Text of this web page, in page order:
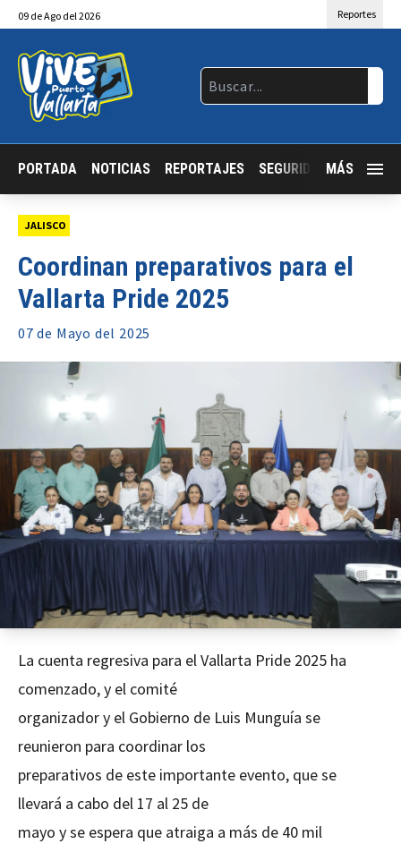
09 deAgo del 2026 Reportes
PORTADA NOTICIAS REPORTAJES SEGURIDAD JALISCO
MÁS
JALISCO
Coordinan preparativos para el
Vallarta Pride 2025
07 de Mayo del 2025
La cuenta regresiva para el Vallarta Pride 2025 ha
comenzado, y el comité
organizador y el Gobierno de Luis Munguía se
reunieron para coordinar los
preparativos de este importante evento, que se
llevará a cabo del 17 al 25 de
mayo y se espera que atraiga a más de 40 mil